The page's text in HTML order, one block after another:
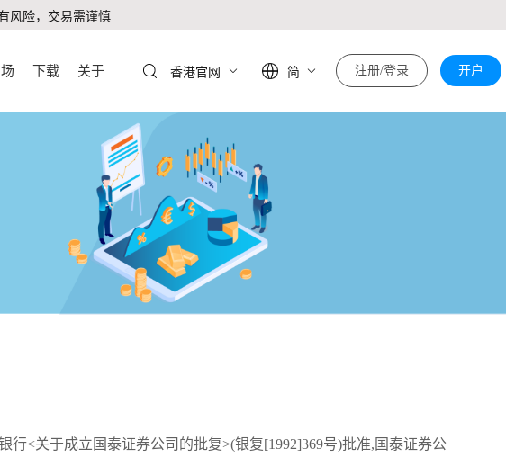
风险，交易需谨慎
下载 关于 香港官网 简 注册/登录 开户
<关于成立国泰证券公司的批复>(银复[1992]369号)批准,国泰证券公